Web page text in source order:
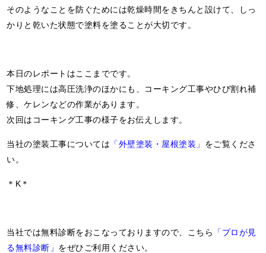
そのようなことを防ぐためには乾燥時間をきちんと設けて、しっ
かりと乾いた状態で塗料を塗ることが大切です。
本日のレポートはここまでです。
下地処理には高圧洗浄のほかにも、コーキング工事やひび割れ補
修、ケレンなどの作業があります。
次回はコーキング工事の様子をお伝えします。
当社の塗装工事については 「外壁塗装・屋根塗装」 をご覧くださ
い。
＊K＊
当社では無料診断をおこなっておりますので、こちら
「プロが見
る無料診断」 をぜひご利用ください。